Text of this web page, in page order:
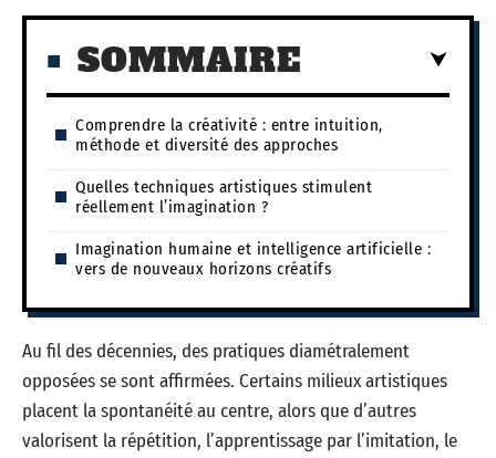
SOMMAIRE
Comprendre la créativité : entre intuition,
méthode et diversité des approches
Quelles techniques artistiques stimulent
réellement l’imagination ?
Imagination humaine et intelligence artificielle :
vers de nouveaux horizons créatifs
Au fil des décennies, des pratiques diamétralement
opposées se sont affirmées. Certains milieux artistiques
placent la spontanéité au centre, alors que d’autres
valorisent la répétition, l’apprentissage par l’imitation, le